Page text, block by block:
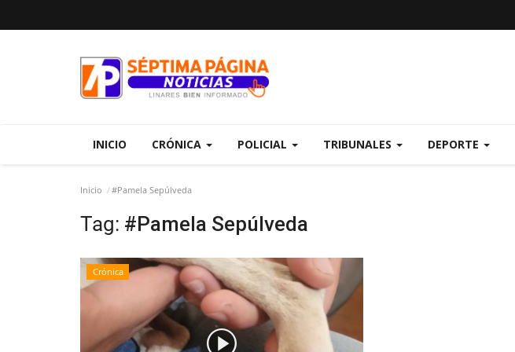
INICIO CRÓNICA POLICIAL TRIBUNALES DEPORTE
Inicio #Pamela Sepúlveda
Tag: #Pamela Sepúlveda
Crónica